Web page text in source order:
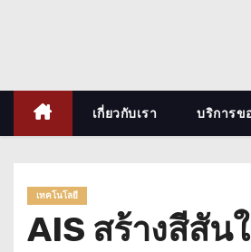
เกี่ยวกับเรา บริการข
เทคโนโลยี
AIS สร้างสีสัน